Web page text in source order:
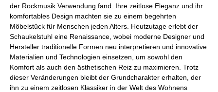
der Rockmusik Verwendung fand. Ihre zeitlose Eleganz und ihr
komfortables Design machten sie zu einem begehrten
Möbelstück für Menschen jeden Alters. Heutzutage erlebt der
Schaukelstuhl eine Renaissance, wobei moderne Designer und
Hersteller traditionelle Formen neu interpretieren und innovative
Materialien und Technologien einsetzen, um sowohl den
Komfort als auch den ästhetischen Reiz zu maximieren. Trotz
dieser Veränderungen bleibt der Grundcharakter erhalten, der
ihn zu einem zeitlosen Klassiker in der Welt des Wohnens